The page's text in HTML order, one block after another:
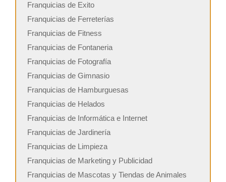
Franquicias de Exito
Franquicias de Ferreterías
Franquicias de Fitness
Franquicias de Fontaneria
Franquicias de Fotografía
Franquicias de Gimnasio
Franquicias de Hamburguesas
Franquicias de Helados
Franquicias de Informática e Internet
Franquicias de Jardinería
Franquicias de Limpieza
Franquicias de Marketing y Publicidad
Franquicias de Mascotas y Tiendas de Animales